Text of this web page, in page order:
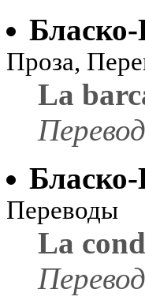
Проза,
La
Перевод
Переводы
La
Перевод